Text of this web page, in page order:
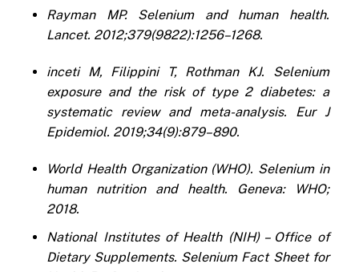
Rayman MP. Selenium and human health.
Lancet. 2012;379(9822):1256–1268.
inceti M, Filippini T, Rothman KJ. Selenium
exposure and the risk of type 2 diabetes: a
systematic review and meta-analysis. Eur J
Epidemiol. 2019;34(9):879–890.
World Health Organization (WHO). Selenium in
human nutrition and health. Geneva: WHO;
2018.
National Institutes of Health (NIH) – Office of
Dietary Supplements. Selenium Fact Sheet for